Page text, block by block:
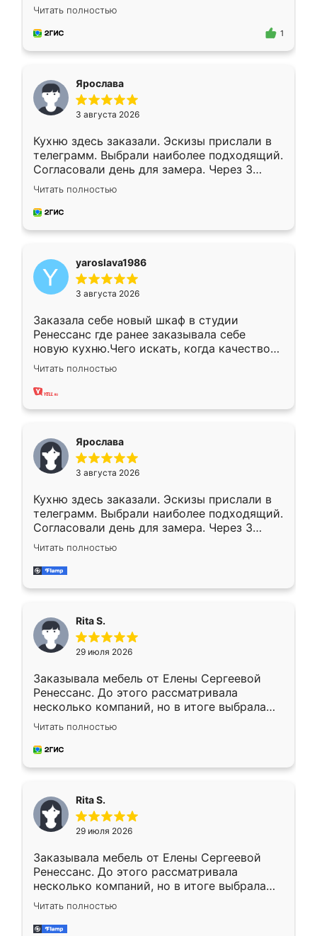
короткие сроки изготовления. Приехавший
для замера сотрудник Владислав
предложил по моему эскизу самый
Читать полностью
1
Ярослава
3 августа 2026
Кухню здесь заказали. Эскизы прислали в
телеграмм. Выбрали наиболее подходящий.
Согласовали день для замера. Через 3
недели кухня была уже готова. Остались
довольны работой. Спасибо Ренессанс
мебель за качественную работу!
Читать полностью
yaroslava1986
3 августа 2026
Заказала себе новый шкаф в студии
Ренессанс где ранее заказывала себе
новую кухню.Чего искать, когда качеством
вполне довольна. Служит кухня уже почти
два года, нареканий нет.
Читать полностью
Ярослава
3 августа 2026
Кухню здесь заказали. Эскизы прислали в
телеграмм. Выбрали наиболее подходящий.
Согласовали день для замера. Через 3
недели кухня была уже готова. Остались
довольны работой. Спасибо Ренессанс
мебель за качественную работу!
Читать полностью
Rita S.
29 июля 2026
Заказывала мебель от Елены Сергеевой
Ренессанс. До этого рассматривала
несколько компаний, но в итоге выбрала
эту. Сначала обговорили условия, потом
приехал замерщик, всё спокойно объяснил
и снял размеры. Изготовили в срок, с
каких-либо доработок. Качеством осталась
довольна, все выглядит так, как и ожидала.
Читать полностью
Rita S.
29 июля 2026
Заказывала мебель от Елены Сергеевой
Ренессанс. До этого рассматривала
несколько компаний, но в итоге выбрала
эту. Сначала обговорили условия, потом
приехал замерщик, всё спокойно объяснил
и снял размеры. Изготовили в срок, с
Читать полностью